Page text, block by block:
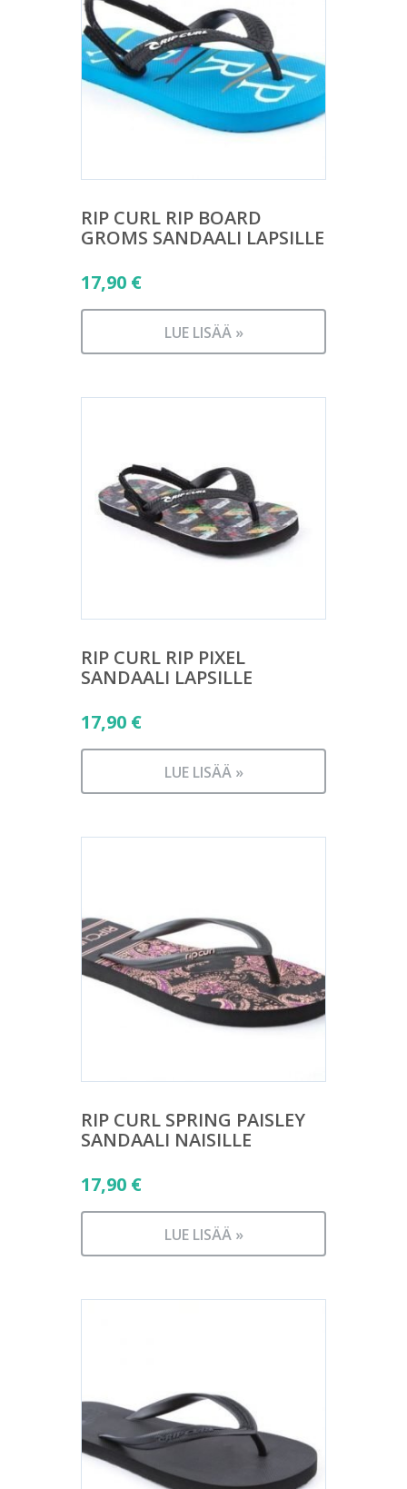
RIP CURL RIP BOARD
GROMS SANDAALI LAPSILLE
17,90 €
LUE LISÄÄ »
RIP CURL RIP PIXEL
SANDAALI LAPSILLE
17,90 €
LUE LISÄÄ »
RIP CURL SPRING PAISLEY
SANDAALI NAISILLE
17,90 €
LUE LISÄÄ »